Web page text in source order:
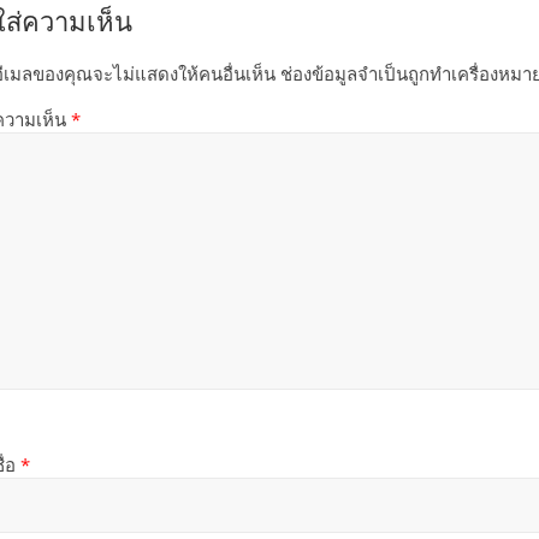
ส่ความเห็น
มลของคุณจะไม่แสดงให้คนอื่นเห็น ช่องข้อมูลจำเป็นถูกทำเครื่องหม
ามเห็น *
*